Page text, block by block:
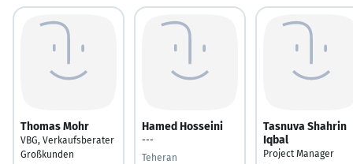
Thomas Mohr
VBG, Verkaufsberater
Großkunden
Hamed Hosseini
---
Teheran
Tasnuva Shahrin
Iqbal
Project Manager